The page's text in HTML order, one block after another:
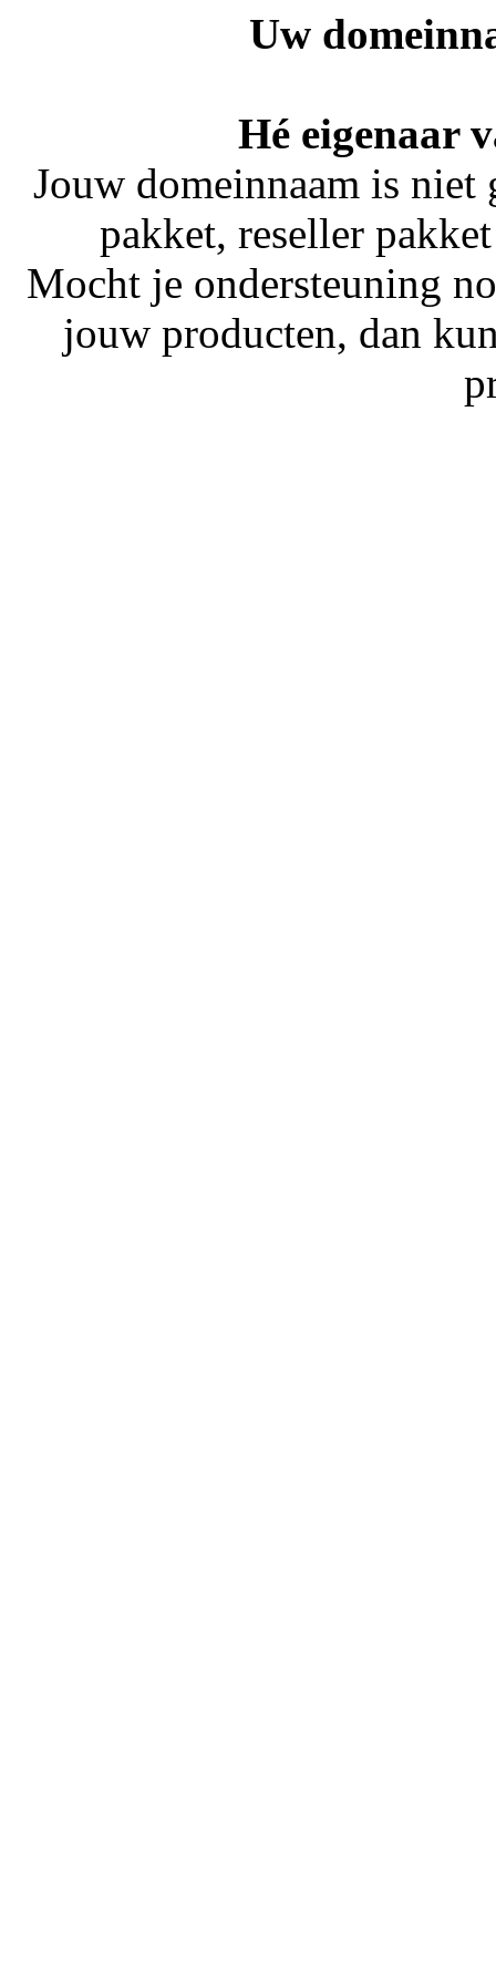
Uw
Hé eigenaar
Jouw domeinnaam is
pakket, reseller
Mocht je ondersteuning
jouw producten, dan